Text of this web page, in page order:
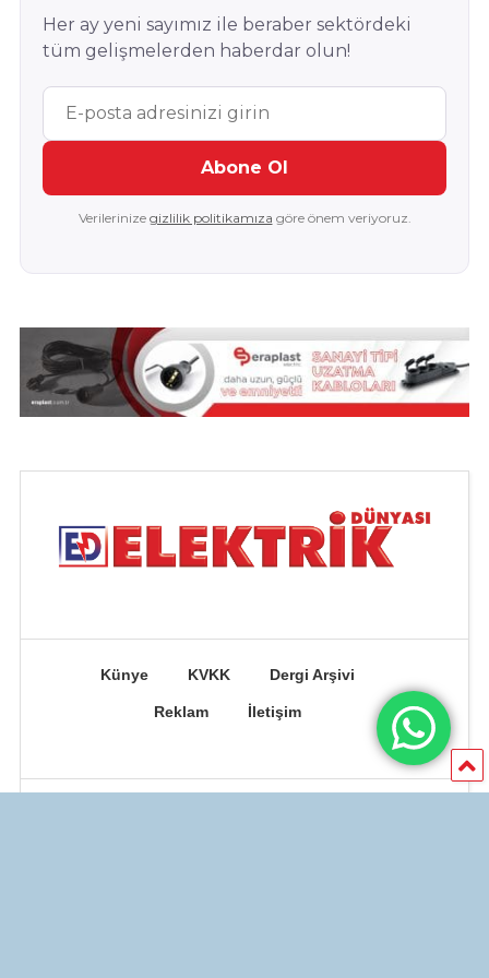
Her ay yeni sayımız ile beraber sektördeki
tüm gelişmelerden haberdar olun!
Abone Ol
Verilerinize gizlilik politikamıza göre önem veriyoruz.
Künye KVKK Dergi Arşivi
Reklam İletişim